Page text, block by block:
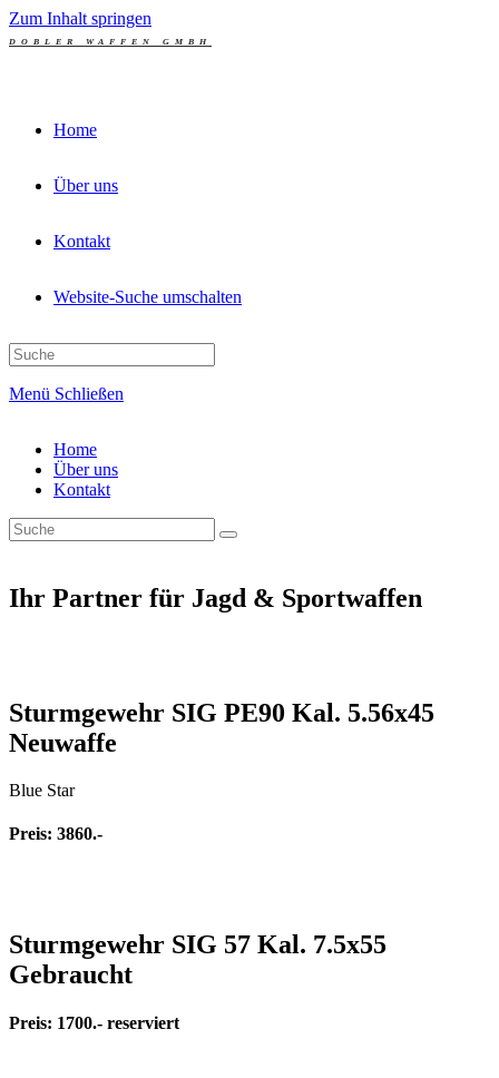
Zum Inhalt springen
DOBLER WAFFEN GMBH
Home
Über uns
Kontakt
Website-Suche umschalten
Menü Schließen
Home
Über uns
Kontakt
Ihr Partner für Jagd & Sportwaffen
Sturmgewehr SIG PE90 Kal. 5.56x45
Neuwaffe
Blue Star
Preis: 3860.-
Sturmgewehr SIG 57 Kal. 7.5x55
Gebraucht
Preis: 1700.- reserviert